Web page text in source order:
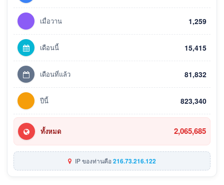
เมื่อวาน 1,259
เดือนนี้ 15,415
เดือนที่แล้ว 81,832
ปีนี้ 823,340
ทั้งหมด 2,065,685
IP ของท่านคือ216.73.216.122